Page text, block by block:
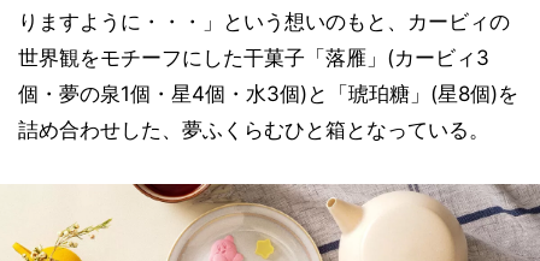
りますように・・・」という想いのもと、カービィの
世界観をモチーフにした干菓子「落雁」(カービィ3
個・夢の泉1個・星4個・水3個)と「琥珀糖」(星8個)を
詰め合わせした、夢ふくらむひと箱となっている。